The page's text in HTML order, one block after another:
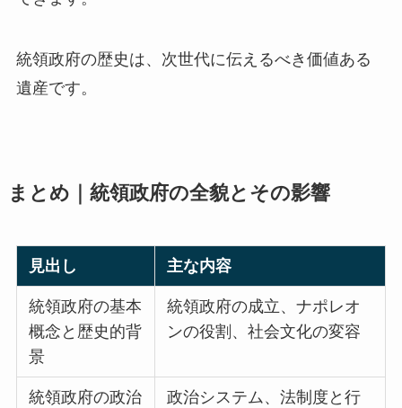
統領政府の歴史は、次世代に伝えるべき価値ある
遺産です。
まとめ｜統領政府の全貌とその影響
見出し 主な内容
統領政府の基本
概念と歴史的背
景
統領政府の成立、ナポレオ
ンの役割、社会文化の変容
統領政府の政治
政治システム、法制度と行